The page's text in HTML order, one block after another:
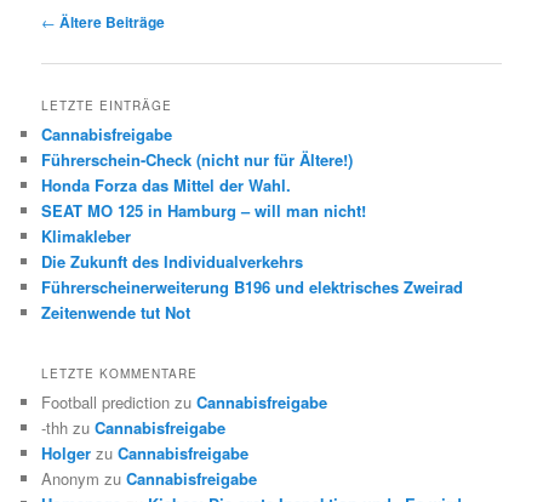
Beitrags-
← Ältere Beiträge
LETZTE EINTRÄGE
Cannabisfreigabe
Führerschein-Check (nicht nur für Ältere!)
Honda Forza das Mittel der Wahl.
SEAT MO 125 in Hamburg – will man nicht!
Klimakleber
Die Zukunft des Individualverkehrs
Führerscheinerweiterung B196 und elektrisches Zweirad
Zeitenwende tut Not
LETZTE KOMMENTARE
Football prediction zuCannabisfreigabe
-thh zuCannabisfreigabe
Holger zuCannabisfreigabe
Anonym zuCannabisfreigabe